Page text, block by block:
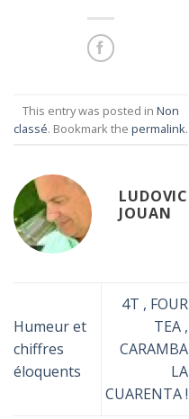
This entry was posted in Non
classé. Bookmark the permalink.
LUDOVIC
JOUAN
Humeur et
chiffres
éloquents
4T , FOUR
TEA ,
CARAMBA
LA
CUARENTA !